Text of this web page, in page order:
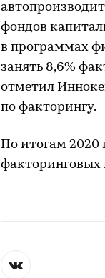
фондов
в программах
занять 8,6%
отметил
по факторингу.
По итогам 2020
факторинговых